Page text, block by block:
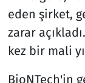
eden şirket,
zarar
kez bir mali
BioNTech'in
Teknoloji
Televizyon